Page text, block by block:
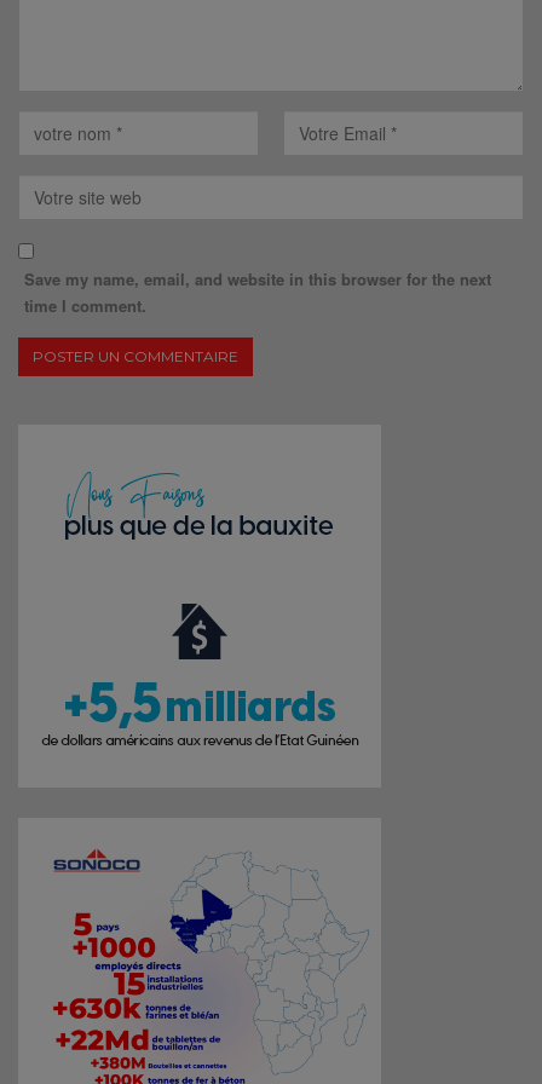
Save my name, email, and website in this browser for the next
time I comment.